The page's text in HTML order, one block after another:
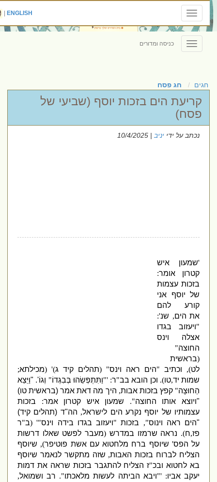
Toggle
navigation
ENGLISH
|
Toggle
navigation
כניסה ומדורים
חגים חג פסח
קריעת הים בזכות יוסף (שביעי של
פסח)
נכתב על ידייניב| 10/4/2025
שמעון איש
קטרון אומר:
בזכות עצמות
של יוסף אני
קורע להם
את הים,שנ':
ויעזוב בגדו
אצלה וינס
החוצה"
בראשית
לט),וכתיב" הים ראה וינס"
( תהלים קיד ג )' (מכילתא;
שמות יד ,טו). וכן הובא בב"ר: '" וַתִּתְפְּשֵׂהוּ בְּבִגְדוֹ"וְגוֹ '. "וַיֵּצֵא
הַחוּצָה"קפץ בזכות אבות,היך מה דאת אמר(בראשית טו )
ויוצא אותו החוצה".שמעון איש קטרון אמר:בזכות
עצמותיו של יוסף נקרע הים לישראל,הה"ד(תהלים קיד)
הים ראה וינוס",בזכות" ויעזוב בגדו בידה וינס"' (ב "ר
,ח).נראה שרמזו במדרש(מעבר לפשט שאלו דרשות
על הפס'שיוסף ברח מלחטוא עם אשת פוטיפר),שיוסף
הצליח לברוח בזכות האבות,שזה מתקשר לנאמר שיוסף
בא לחטוא ובכ"ז הצליח להתגבר בזכות שראה את דמות
יעקב אביו: '" ויבא הביתה לעשות מלאכתו".רב ושמואל,